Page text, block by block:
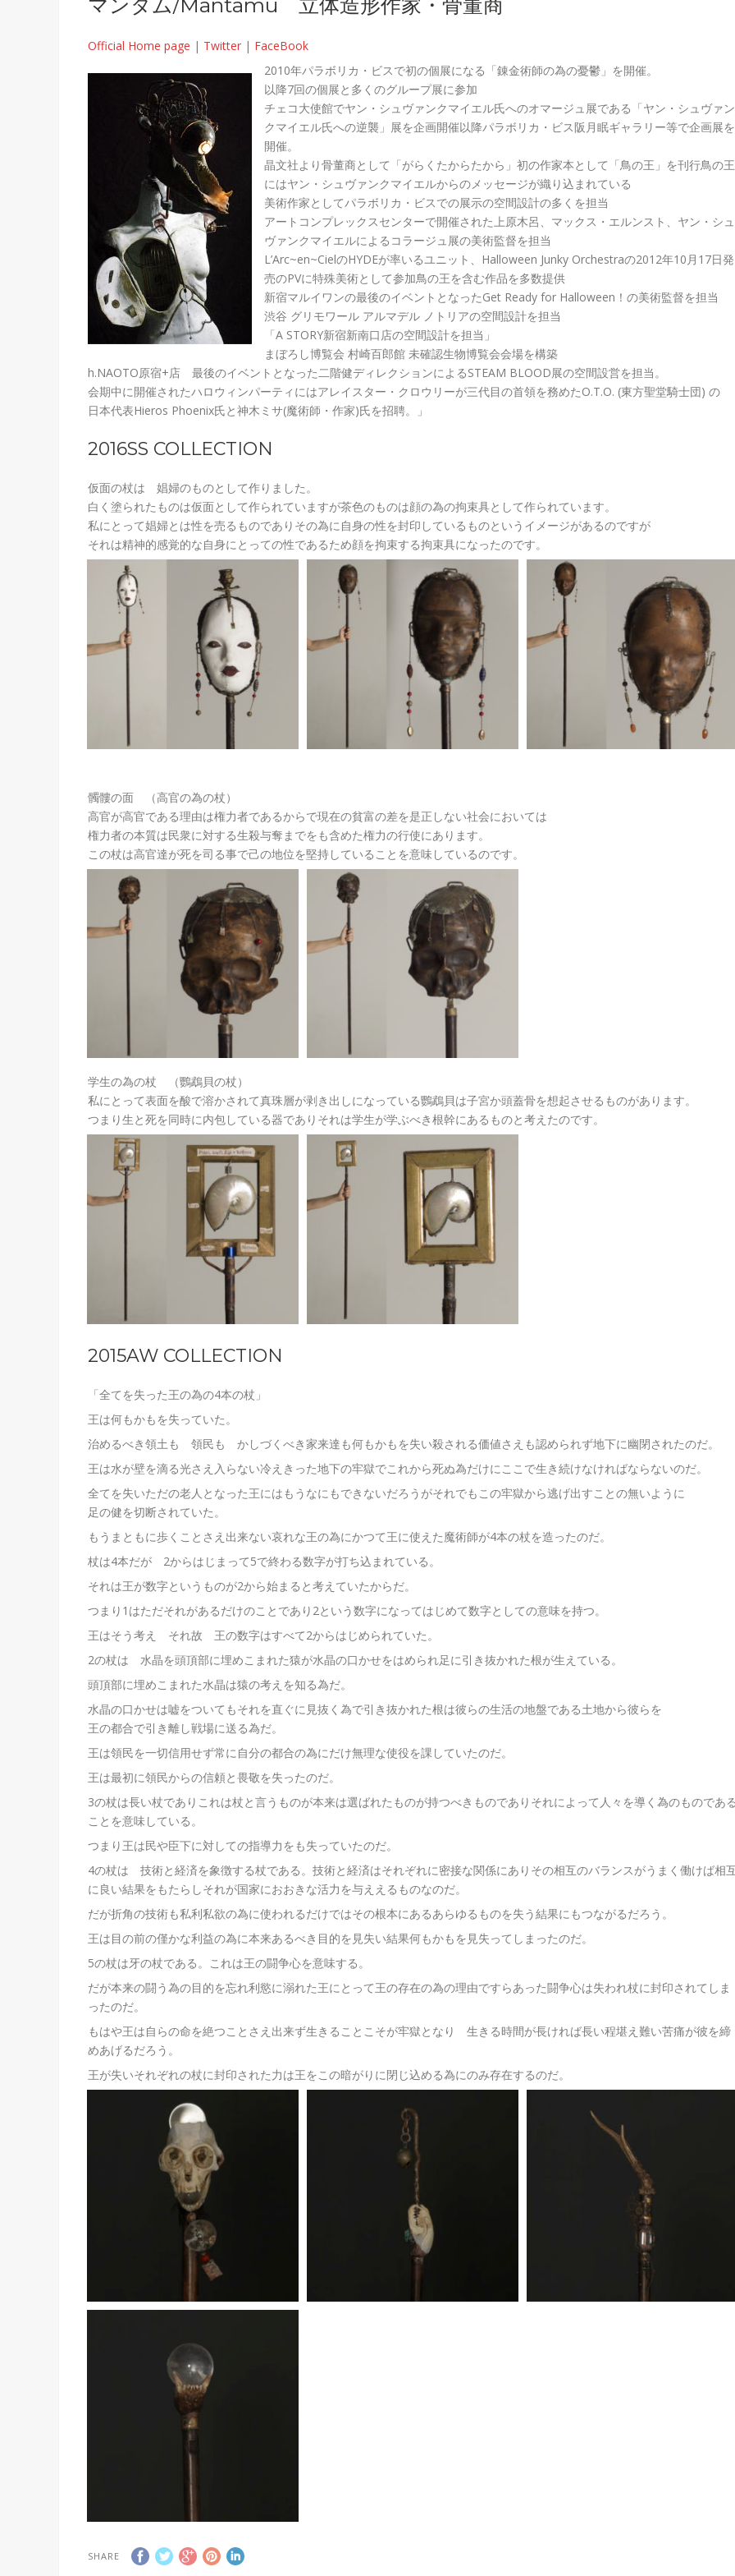
マンタム/Mantamu 立体造形作家・骨董商
Official Home page | Twitter| FaceBook
2010年パラボリカ・ビスで初の個展になる「錬金術師の為の憂鬱」を開催。
以降7回の個展と多くのグループ展に参加
チェコ大使館でヤン・シュヴァンクマイエル氏へのオマージュ展である「ヤン・シュヴァン
クマイエル氏への逆襲」展を企画開催以降パラボリカ・ビス阪月眠ギャラリー等で企画展を
開催。
晶文社より骨董商として「がらくたからたから」初の作家本として「鳥の王」を刊行鳥の王
にはヤン・シュヴァンクマイエルからのメッセージが織り込まれている
美術作家としてパラボリカ・ビスでの展示の空間設計の多くを担当
アートコンプレックスセンターで開催された上原木呂、マックス・エルンスト、ヤン・シュ
ヴァンクマイエルによるコラージュ展の美術監督を担当
L’Arc~en~CielのHYDEが率いるユニット、Halloween Junky Orchestraの2012年10月17日発
売のPVに特殊美術として参加鳥の王を含む作品を多数提供
新宿マルイワンの最後のイベントとなったGet Ready for Halloween！の美術監督を担当
渋谷 グリモワール アルマデル ノトリアの空間設計を担当
「A STORY新宿新南口店の空間設計を担当」
まぼろし博覧会 村崎百郎館 未確認生物博覧会会場を構築
h.NAOTO原宿+店 最後のイベントとなった二階健ディレクションによるSTEAM BLOOD展の空間設営を担当。
会期中に開催されたハロウィンパーティにはアレイスター・クロウリーが三代目の首領を務めたO.T.O. (東方聖堂騎士団) の
日本代表Hieros Phoenix氏と神木ミサ(魔術師・作家)氏を招聘。」
2016SS COLLECTION
仮面の杖は 娼婦のものとして作りました。
白く塗られたものは仮面として作られていますが茶色のものは顔の為の拘束具として作られています。
私にとって娼婦とは性を売るものでありその為に自身の性を封印しているものというイメージがあるのですが
それは精神的感覚的な自身にとっての性であるため顔を拘束する拘束具になったのです。
髑髏の面 （高官の為の杖）
高官が高官である理由は権力者であるからで現在の貧富の差を是正しない社会においては
権力者の本質は民衆に対する生殺与奪までをも含めた権力の行使にあります。
この杖は高官達が死を司る事で己の地位を堅持していることを意味しているのです。
学生の為の杖 （鸚鵡貝の杖）
私にとって表面を酸で溶かされて真珠層が剥き出しになっている鸚鵡貝は子宮か頭蓋骨を想起させるものがあります。
つまり生と死を同時に内包している器でありそれは学生が学ぶべき根幹にあるものと考えたのです。
2015AW COLLECTION
「全てを失った王の為の4本の杖」
王は何もかもを失っていた。
治めるべき領土も 領民も かしづくべき家来達も何もかもを失い殺される価値さえも認められず地下に幽閉されたのだ。
王は水が壁を滴る光さえ入らない冷えきった地下の牢獄でこれから死ぬ為だけにここで生き続けなければならないのだ。
全てを失いただの老人となった王にはもうなにもできないだろうがそれでもこの牢獄から逃げ出すことの無いように
足の健を切断されていた。
もうまともに歩くことさえ出来ない哀れな王の為にかつて王に使えた魔術師が4本の杖を造ったのだ。
杖は4本だが 2からはじまって5で終わる数字が打ち込まれている。
それは王が数字というものが2から始まると考えていたからだ。
つまり1はただそれがあるだけのことであり2という数字になってはじめて数字としての意味を持つ。
王はそう考え それ故 王の数字はすべて2からはじめられていた。
2の杖は 水晶を頭頂部に埋めこまれた猿が水晶の口かせをはめられ足に引き抜かれた根が生えている。
頭頂部に埋めこまれた水晶は猿の考えを知る為だ。
水晶の口かせは嘘をついてもそれを直ぐに見抜く為で引き抜かれた根は彼らの生活の地盤である土地から彼らを
王の都合で引き離し戦場に送る為だ。
王は領民を一切信用せず常に自分の都合の為にだけ無理な使役を課していたのだ。
王は最初に領民からの信頼と畏敬を失ったのだ。
3の杖は長い杖でありこれは杖と言うものが本来は選ばれたものが持つべきものでありそれによって人々を導く為のものであ
ことを意味している。
つまり王は民や臣下に対しての指導力をも失っていたのだ。
4の杖は 技術と経済を象徴する杖である。技術と経済はそれぞれに密接な関係にありその相互のバランスがうまく働けば相
に良い結果をもたらしそれが国家におおきな活力を与ええるものなのだ。
だが折角の技術も私利私欲の為に使われるだけではその根本にあるあらゆるものを失う結果にもつながるだろう。
王は目の前の僅かな利益の為に本来あるべき目的を見失い結果何もかもを見失ってしまったのだ。
5の杖は牙の杖である。これは王の闘争心を意味する。
だが本来の闘う為の目的を忘れ利慾に溺れた王にとって王の存在の為の理由ですらあった闘争心は失われ杖に封印されてしま
ったのだ。
もはや王は自らの命を絶つことさえ出来ず生きることこそが牢獄となり 生きる時間が長ければ長い程堪え難い苦痛が彼を締
めあげるだろう。
王が失いそれぞれの杖に封印された力は王をこの暗がりに閉じ込める為にのみ存在するのだ。
SHARE